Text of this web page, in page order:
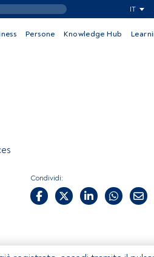
IT
Persone Knowledge Hub
Condividi: